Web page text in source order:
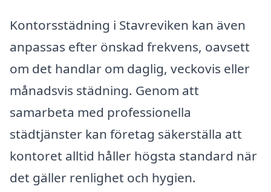
Kontorsstädning i Stavreviken kan även
anpassas efter önskad frekvens, oavsett
om det handlar om daglig, veckovis eller
månadsvis städning. Genom att
samarbeta med professionella
städtjänster kan företag säkerställa att
kontoret alltid håller högsta standard när
det gäller renlighet och hygien.